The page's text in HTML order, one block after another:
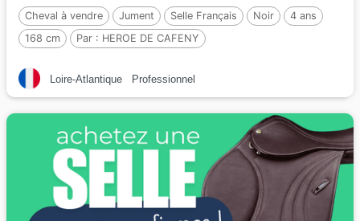
Cheval à vendre Jument Selle Français Noir
4 ans
168 cm
Par : HEROE DE CAFENY
Loire-Atlantique Professionnel